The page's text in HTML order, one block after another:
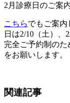
2月診療日のご案
こちらでもご案内
日は2/10（土）、
完全ご予約制のた
をお願いします。
関連記事